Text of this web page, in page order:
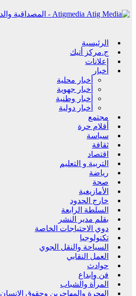
Atigmedia - المصداقية والدقة في الخبر
الرئيسية
ج.مركز أتيك
إعلانات
أخبار
أخبار محلية
أخبار جهوية
أخبار وطنية
أخبار دولية
مجتمع
أقلام حرة
سياسة
ثقافة
اقتصاد
التربية و التعليم
رياضة
صحة
الأمازيغية
خارج الحدود
السلطة الرابعة
بقلم مدير النشر
دوي الاحتياجات الخاصة
تكنولوجيا
السياحة والنقل الجوي
العمل النقابي
حوادث
فن وإبداع
المرأة والشباب
الهجرة والمهاجرين وحقوق الانسان